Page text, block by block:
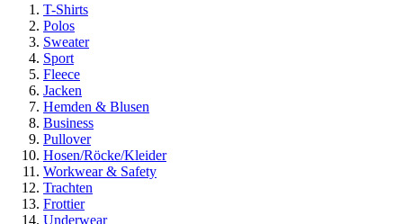
T-Shirts
Polos
Sweater
Sport
Fleece
Jacken
Hemden & Blusen
Business
Pullover
Hosen/Röcke/Kleider
Workwear & Safety
Trachten
Frottier
Underwear